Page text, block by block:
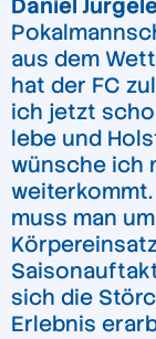
Daniel
aus dem
hat der FC
ich jetzt
lebe und
wünsche ich
muss man
sich die
Erlebnis